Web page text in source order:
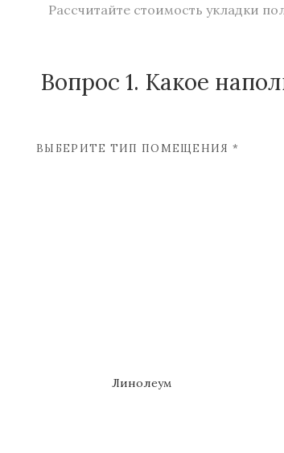
Рассчитайте стоимость укладки
Вопрос 1. Какое
ВЫБЕРИТЕ ТИП ПОМЕЩЕНИЯ *
Линолеум